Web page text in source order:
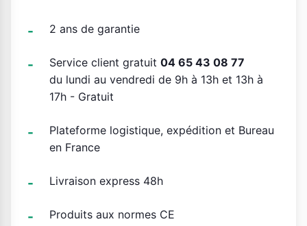
2 ans de garantie
Service client gratuit 04 65 43 08 77
du lundi au vendredi de 9h à 13h et 13h à
17h - Gratuit
Plateforme logistique, expédition et Bureau
en France
Livraison express 48h
Produits aux normes CE